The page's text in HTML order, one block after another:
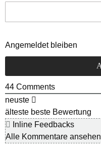
Angemeldet bleiben
44 Comments
neuste
älteste beste Bewertung
Inline Feedbacks
Alle Kommentare ansehen